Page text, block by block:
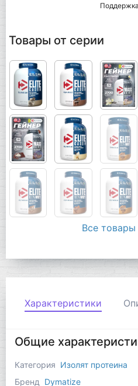
Товары от серии
Все
Характеристики
Общие
Категория Изолят протеина
Бренд
Dymatize